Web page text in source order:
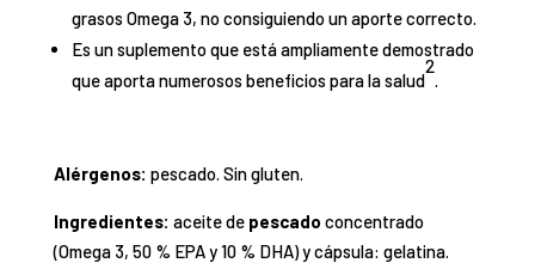
grasos Omega 3, no consiguiendo un aporte correcto.
Es un suplemento que está ampliamente demostrado
que aporta numerosos beneficios para la salud
2
.
Alérgenos: pescado. Sin gluten.
Ingredientes: aceite de pescado concentrado
(Omega 3, 50 % EPA y 10 % DHA) y cápsula: gelatina.